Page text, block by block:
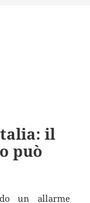
il
può
un allarme